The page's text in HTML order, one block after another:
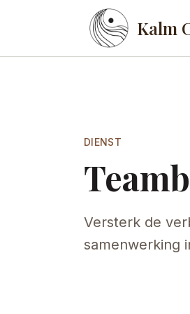
Kalm
DIENST
Versterk de
samenwerking